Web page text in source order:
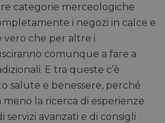
categorie merceologiche
i negozi in calce e
vero che per altre i
comunque a fare a
E tra queste c’è
salute e benessere, perché
la ricerca di esperienze
servizi avanzati e di consigli